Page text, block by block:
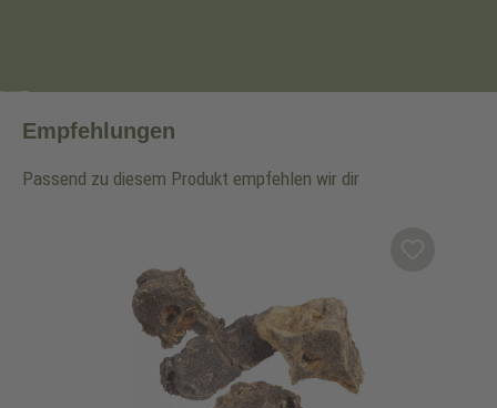
Empfehlungen
Passend zu diesem Produkt empfehlen wir dir